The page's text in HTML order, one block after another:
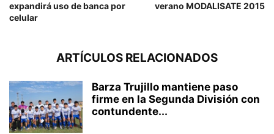
expandirá uso de banca por
celular
verano MODALISATE 2015
ARTÍCULOS RELACIONADOS
Barza Trujillo mantiene paso
firme en la Segunda División con
contundente...